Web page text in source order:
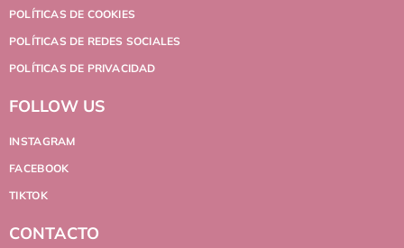
POLÍTICAS DE COOKIES
POLÍTICAS DE REDES SOCIALES
POLÍTICAS DE PRIVACIDAD
FOLLOW US
INSTAGRAM
FACEBOOK
TIKTOK
CONTACTO